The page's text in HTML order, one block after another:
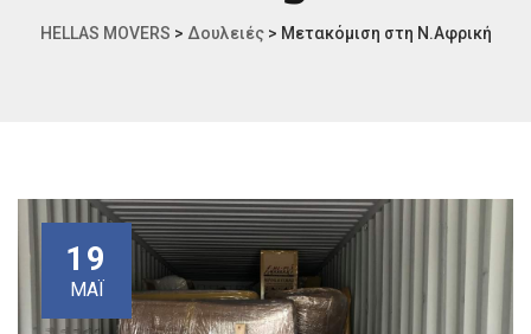
HELLAS MOVERS > Δουλειές> Μετακόμιση στη Ν.Αφρική
19
ΜΑΪ́